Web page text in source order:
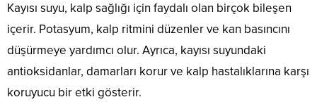
Kayısı suyu, kalp sağlığı için faydalı olan birçok bileşen
içerir. Potasyum, kalp ritmini düzenler ve kan basıncını
düşürmeye yardımcı olur. Ayrıca, kayısı suyundaki
antioksidanlar, damarları korur ve kalp hastalıklarına karşı
koruyucu bir etki gösterir.